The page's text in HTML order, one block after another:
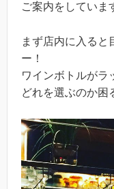
ご案内をしていま
まず店内に入ると
ー！
ワインボトルがラ
どれを選ぶのか困